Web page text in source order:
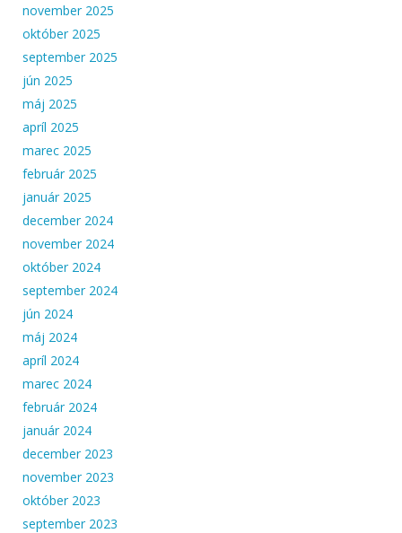
november 2025
október 2025
september 2025
jún 2025
máj 2025
apríl 2025
marec 2025
február 2025
január 2025
december 2024
november 2024
október 2024
september 2024
jún 2024
máj 2024
apríl 2024
marec 2024
február 2024
január 2024
december 2023
november 2023
október 2023
september 2023